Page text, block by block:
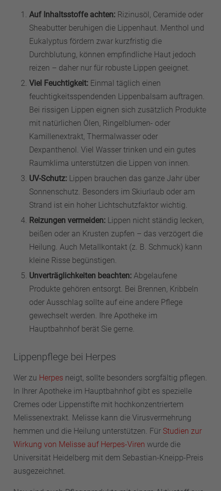
Auf Inhaltsstoffe achten: Rizinusöl, Ceramide oder
Sheabutter beruhigen die Lippenhaut. Menthol und
Eukalyptus fördern zwar kurzfristig die
Durchblutung, können empfindliche Haut jedoch
reizen – daher nur für robuste Lippen geeignet.
Viel Feuchtigkeit: Einmal täglich einen
feuchtigkeitsspendenden Lippenbalsam auftragen.
Bei rissigen Lippen eignen sich zusätzlich Produkte
mit natürlichen Ölen, Ringelblumen- oder
Kamillenextrakt, Thermalwasser oder
Dexpanthenol. Viel Wasser trinken und ein gutes
Raumklima unterstützen die Lippen von innen.
UV-Schutz: Lippen brauchen das ganze Jahr über
Sonnenschutz. Besonders im Skiurlaub oder am
Strand ist ein hoher Lichtschutzfaktor wichtig.
Reizungen vermeiden: Lippen nicht ständig lecken,
beißen oder an Krusten zupfen – das verzögert die
Heilung. Auch Metallkontakt (z. B. Schmuck) kann
kleine Risse begünstigen.
Unverträglichkeiten beachten: Abgelaufene
Produkte gehören entsorgt. Bei Brennen, Kribbeln
oder Ausschlag sollte auf eine andere Pflege
gewechselt werden. Ihre Apotheke im
Hauptbahnhof berät Sie gerne.
Lippenpflege bei Herpes
Wer zu Herpes neigt, sollte besonders sorgfältig pflegen.
In Ihrer Apotheke im Hauptbahnhof gibt es spezielle
Cremes oder Lippenstifte mit hochkonzentriertem
Melissenextrakt. Melisse kann die Virusvermehrung
hemmen und die Heilung unterstützen. Für Studien zur
Wirkung von Melisse auf Herpes-Viren wurde die
Universität Heidelberg mit dem Sebastian-Kneipp-Preis
ausgezeichnet.